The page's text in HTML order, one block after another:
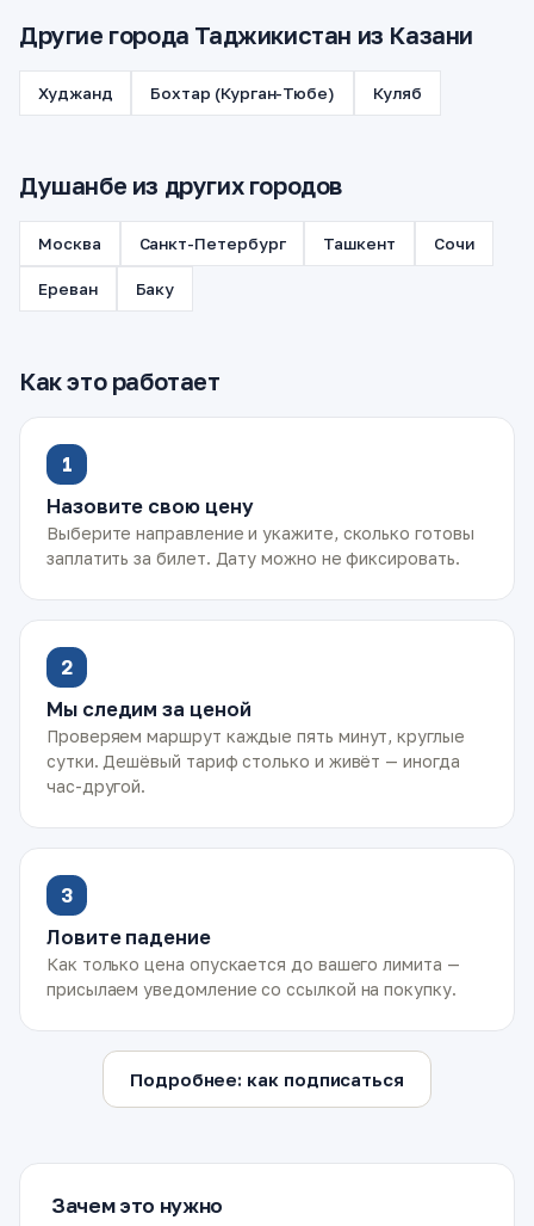
Другие города Таджикистан из Казани
Худжанд Бохтар (Курган-Тюбе) Куляб
Душанбе из других городов
Москва Санкт-Петербург Ташкент Сочи
Ереван Баку
Как это работает
1
Назовите свою цену
Выберите направление и укажите, сколько готовы
заплатить за билет. Дату можно не фиксировать.
2
Мы следим за ценой
Проверяем маршрут каждые пять минут, круглые
сутки. Дешёвый тариф столько и живёт — иногда
час-другой.
3
Ловите падение
Как только цена опускается до вашего лимита —
присылаем уведомление со ссылкой на покупку.
Подробнее: как подписаться
Зачем это нужно